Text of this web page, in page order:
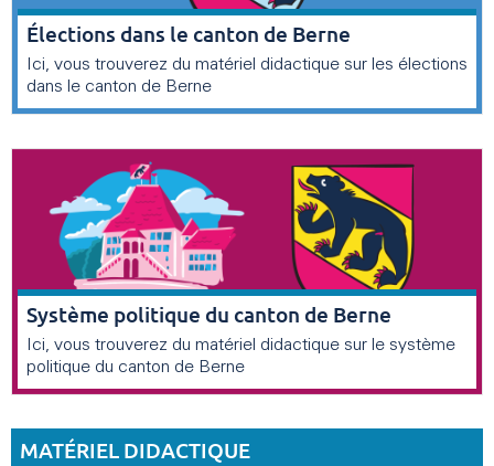
Élections dans le canton de Berne
Ici, vous trouverez du matériel didactique sur les élections
dans le canton de Berne
Système politique du canton de Berne
Ici, vous trouverez du matériel didactique sur le système
politique du canton de Berne
MATÉRIEL DIDACTIQUE